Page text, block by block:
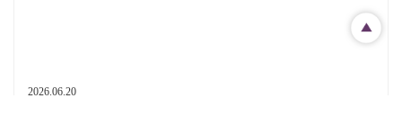
2026.06.20